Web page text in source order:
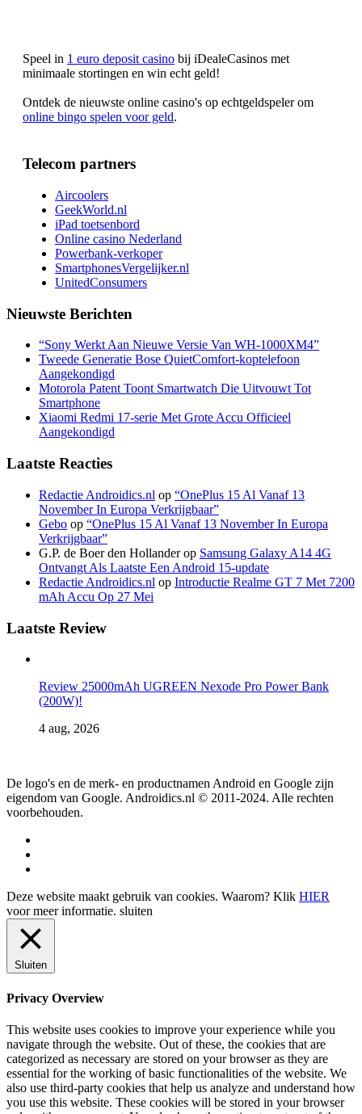
Speel in 1 euro deposit casino bij iDealeCasinos met
minimaale stortingen en win echt geld!
Ontdek de nieuwste online casino's op echtgeldspeler om
online bingo spelen voor geld.
Telecom partners
Aircoolers
GeekWorld.nl
iPad toetsenbord
Online casino Nederland
Powerbank-verkoper
SmartphonesVergelijker.nl
UnitedConsumers
Nieuwste Berichten
“Sony Werkt Aan Nieuwe Versie Van WH-1000XM4”
Tweede Generatie Bose QuietComfort-koptelefoon
Aangekondigd
Motorola Patent Toont Smartwatch Die Uitvouwt Tot
Smartphone
Xiaomi Redmi 17-serie Met Grote Accu Officieel
Aangekondigd
Laatste Reacties
Redactie Androidics.nl op “OnePlus 15 Al Vanaf 13
November In Europa Verkrijgbaar”
Gebo op “OnePlus 15 Al Vanaf 13 November In Europa
Verkrijgbaar”
G.P. de Boer den Hollanderop Samsung Galaxy A14 4G
Ontvangt Als Laatste Een Android 15-update
Redactie Androidics.nl op Introductie Realme GT 7 Met 7200
mAh Accu Op 27 Mei
Laatste Review
Review 25000mAh UGREEN Nexode Pro Power Bank
(200W)!
4 aug, 2026
De logo's en de merk- en productnamen Android en Google zijn
eigendom van Google. Androidics.nl © 2011-2024. Alle rechten
voorbehouden.
Deze website maakt gebruik van cookies. Waarom? Klik HIER
voor meer informatie. sluiten
Sluiten
Privacy Overview
This website uses cookies to improve your experience while you
navigate through the website. Out of these, the cookies that are
categorized as necessary are stored on your browser as they are
essential for the working of basic functionalities of the website. We
also use third-party cookies that help us analyze and understand how
you use this website. These cookies will be stored in your browser